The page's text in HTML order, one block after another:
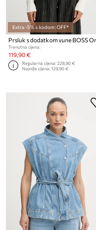
Extra -5% s kodom: OFF*
Trenutna cijena:
119,90 €
Regularna cijena:228,90 €
Najniža cijena:129,90 €